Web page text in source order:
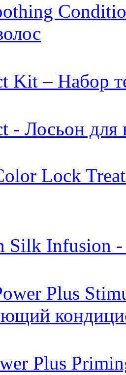
Kit – Набор
- Лосьон для
Lock
Silk Infusion
Plus
Plus